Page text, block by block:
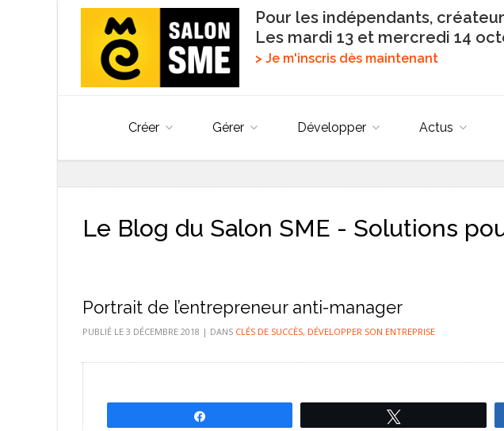
Pour les indépendants,
Les mardi 13 et mercredi 14
> Je m'inscris dès maintenant
Créer Gérer Développer Actus
Le Blog du Salon SME - Solutions
Portrait de l’entrepreneur anti-manager
PUBLIÉ LE 3 DÉCEMBRE 2018 | DANS CLÉS DE SUCCÈS, DÉVELOPPER SON ENTREPRISE